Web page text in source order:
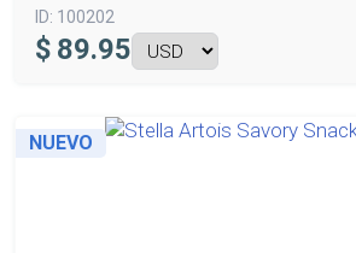
ID: 100202
$ 89.95
NUEVO